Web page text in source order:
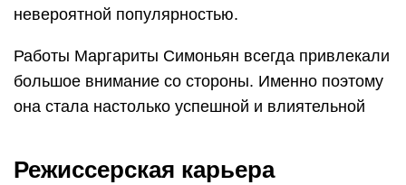
невероятной популярностью.
Работы Маргариты Симоньян всегда привлекали
большое внимание со стороны. Именно поэтому
она стала настолько успешной и влиятельной
Режиссерская карьера